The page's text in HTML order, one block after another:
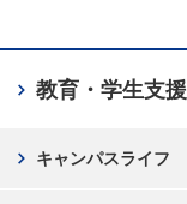
教育・学生支援
chevron_right
キャンパスライフ
chevron_right